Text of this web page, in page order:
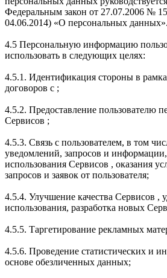
Федеральным закон от 27.07.2006 №
04.06.2014) «О персональных данных».
4.5 Персональную информацию
использовать в следующих целях:
4.5.1. Идентификация стороны в
договоров с ;
4.5.2. Предоставление пользователю
Сервисов ;
4.5.3. Связь с пользователем, в том
уведомлений, запросов и
использования Сервисов , оказания
запросов и заявок от пользователя;
4.5.4. Улучшение качества Сервисов ,
использования, разработка новых
4.5.5. Таргетирование рекламных
4.5.6. Проведение статистических и
основе обезличенных данных;